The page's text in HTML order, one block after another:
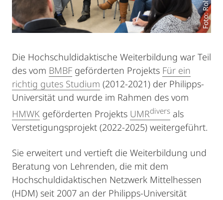
Die Hochschuldidaktische Weiterbildung war Teil
des vom BMBF geförderten Projekts Für ein
richtig gutes Studium (2012-2021) der Philipps-
Universität und wurde im Rahmen des vom
HMWK geförderten Projekts UMRdivers als
Verstetigungsprojekt (2022-2025) weitergeführt.
Sie erweitert und vertieft die Weiterbildung und
Beratung von Lehrenden, die mit dem
Hochschuldidaktischen Netzwerk Mittelhessen
(HDM) seit 2007 an der Philipps-Universität